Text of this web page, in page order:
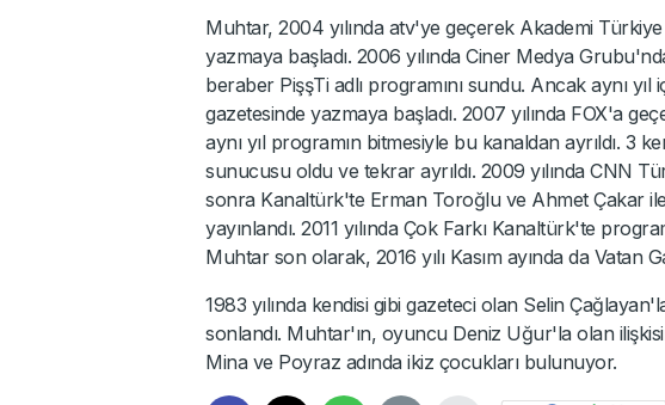
Muhtar, 2004 yılında atv'ye geçerek Akademi
yazmaya başladı. 2006 yılında Ciner Medya
beraber PişşTi adlı programını sundu. Ancak aynı
gazetesinde yazmaya başladı. 2007 yılında FOX'a
aynı yıl programın bitmesiyle bu kanaldan ayrıldı. 3
sunucusu oldu ve tekrar ayrıldı. 2009 yılında CNN
sonra Kanaltürk'te Erman Toroğlu ve Ahmet Çakar
yayınlandı. 2011 yılında Çok Farkı Kanaltürk'te
Muhtar son olarak, 2016 yılı Kasım ayında da Vatan
1983 yılında kendisi gibi gazeteci olan Selin
sonlandı. Muhtar'ın, oyuncu Deniz Uğur'la olan
Mina ve Poyraz adında ikiz çocukları bulunuyor.